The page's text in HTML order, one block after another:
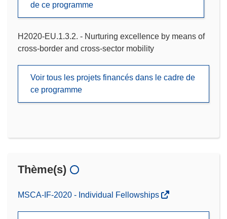
de ce programme
H2020-EU.1.3.2. - Nurturing excellence by means of
cross-border and cross-sector mobility
Voir tous les projets financés dans le cadre de
ce programme
Thème(s)
MSCA-IF-2020 - Individual Fellowships